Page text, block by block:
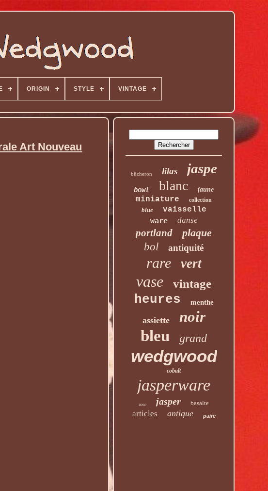
ORIGIN STYLE VINTAGE
Art Nouveau
bûcheron lilas jaspe
bowl blanc jaune
miniature collection
blue
vaisselle
ware
danse
portland
plaque
bol
antiquité
rare vert
vase vintage
heures menthe
assiette noir
bleu grand
wedgwood
cobalt
jasperware
rose jasper basalte
articles antique paire